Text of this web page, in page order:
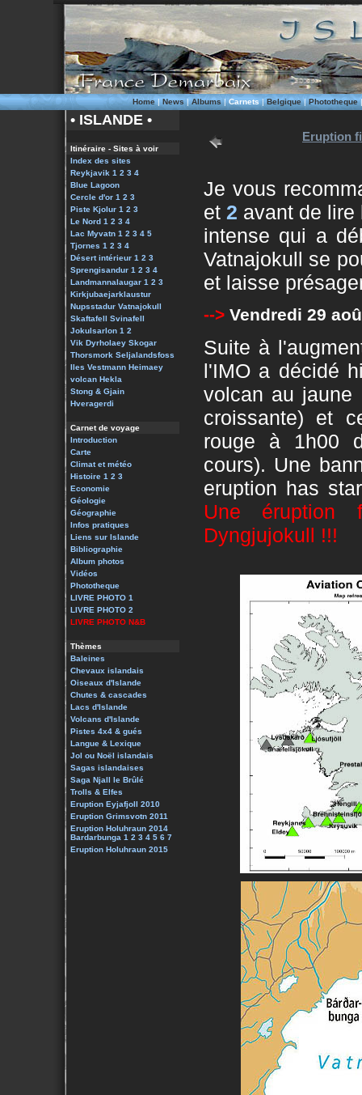
Home|News|Albums|Carnets |Belgique|Phototheque
• ISLANDE •
Itinéraire - Sites à voir
Index des sites
Reykjavik 1 2 3 4
Blue Lagoon
Cercle d'or 1 2 3
Piste Kjolur 1 2 3
Le Nord 1 2 3 4
Lac Myvatn 1 2 3 4 5
Tjornes 1 2 3 4
Désert intérieur 1 2 3
Sprengisandur 1 2 3 4
Landmannalaugar 1 2 3
Kirkjubaejarklaustur
Nupsstadur Vatnajokull
Skaftafell Svinafell
Jokulsarlon 1 2
Vik Dyrholaey Skogar
Thorsmork Seljalandsfoss
Iles Vestmann Heimaey
volcan Hekla
Stong & Gjain
Hveragerdi
Carnet de voyage
Introduction
Carte
Climat et météo
Histoire 1 2 3
Economie
Géologie
Géographie
Infos pratiques
Liens sur Islande
Bibliographie
Album photos
Vidéos
Phototheque
LIVRE PHOTO 1
LIVRE PHOTO 2
LIVRE PHOTO N&B
Thèmes
Baleines
Chevaux islandais
Oiseaux d'Islande
Chutes & cascades
Lacs d'Islande
Volcans d'Islande
Pistes 4x4 & gués
Langue & Lexique
Jol ou Noël islandais
Sagas islandaises
Saga Njall le Brûlé
Trolls & Elfes
Eruption Eyjafjoll 2010
Eruption Grimsvotn 2011
Eruption Holuhraun 2014
Bardarbunga 1 2 3 4 5 6 7
Eruption Holuhraun 2015
Eruption
Je vous
et 2 avant de
intense qui a
Vatnajokull se
et laisse
-->Vendredi 29
Suite à
l'IMO a décidé
volcan au jaune
croissante) et
rouge à 1h00
cours). Une
eruption has
Une éruption
Dyngjujokull !!!